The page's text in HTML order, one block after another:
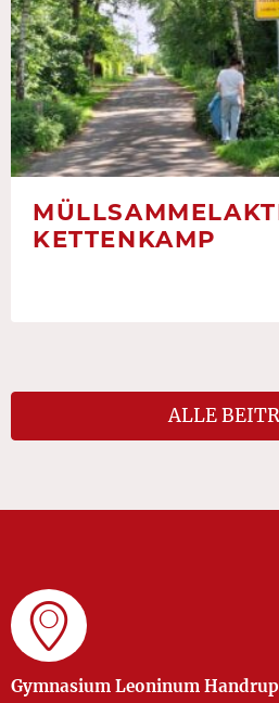
KETTENKAMP
ALLE
Gymnasium Leoninum Handrup